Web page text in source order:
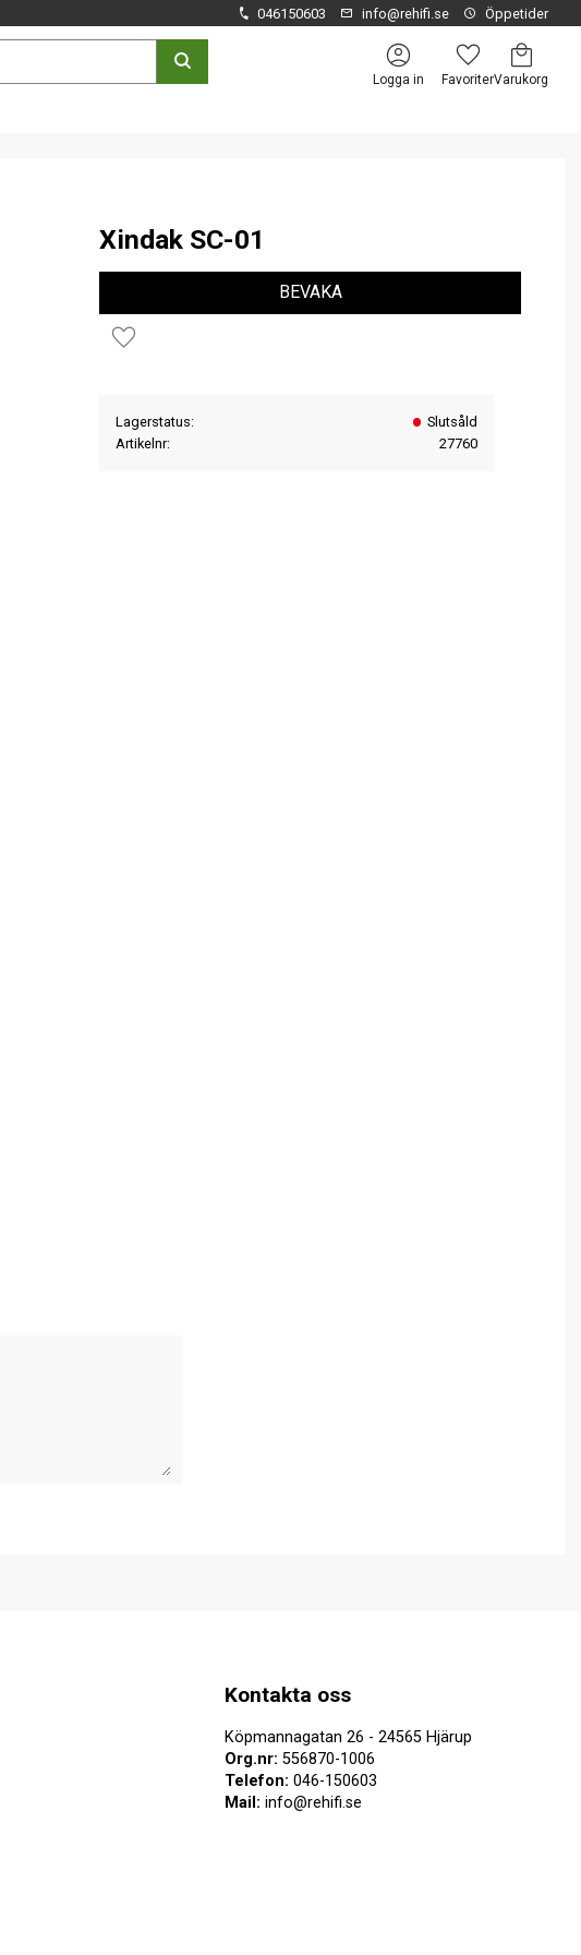
046150603 info@rehifi.se Öppetider
Logga in
Favoriter
Kundvagn
Xindak SC-01
Lägg till i favoriter
BEVAKA
Lagerstatus
Slutsåld
Artikelnr
27760
Kontakta oss
Köpmannagatan 26 - 24565 Hjärup
Org.nr: 556870-1006
Telefon: 046-150603
Mail: info@rehifi.se